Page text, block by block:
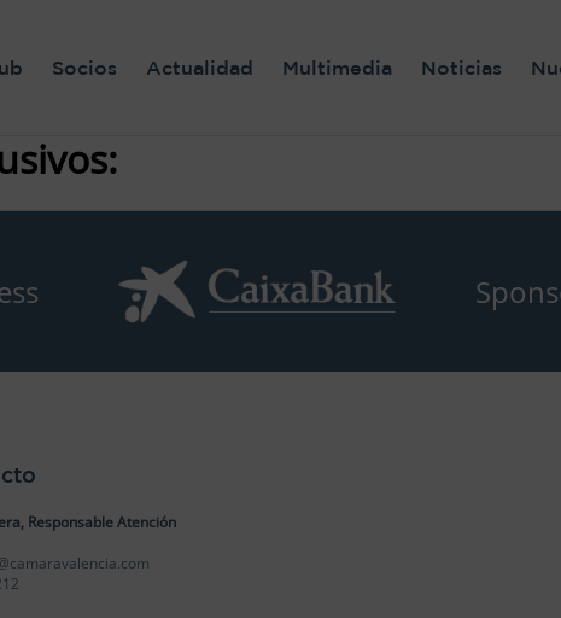
Socios Actualidad Multimedia Noticias
Responsable Atención